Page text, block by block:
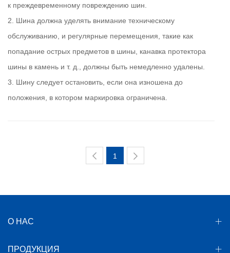
к преждевременному повреждению шин.
2. Шина должна уделять внимание техническому
обслуживанию, и регулярные перемещения, такие как
попадание острых предметов в шины, канавка протектора
шины в камень и т. д., должны быть немедленно удалены.
3. Шину следует остановить, если она изношена до
положения, в котором маркировка ограничена.
1
О НАС
ПРОДУКЦИЯ